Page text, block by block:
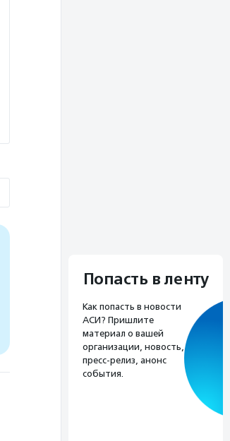
Попасть в ленту
Как попасть в новости
АСИ? Пришлите
материал о вашей
организации, новость,
пресс-релиз, анонс
события.